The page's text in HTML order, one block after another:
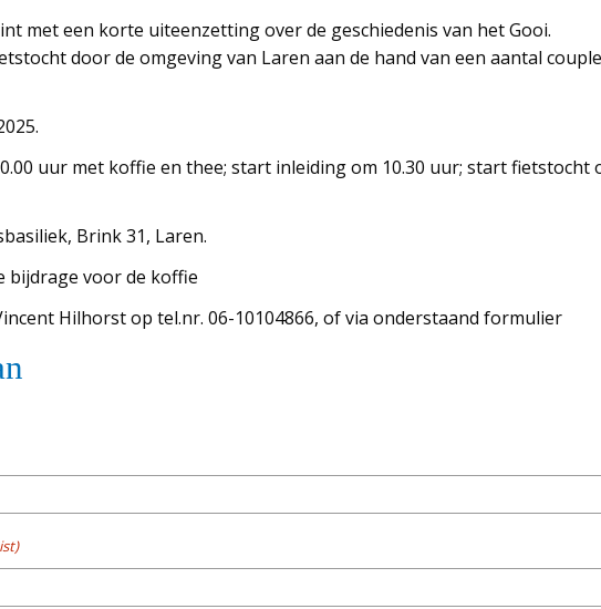
met een korte uiteenzetting over de geschiedenis van het Gooi.
door de omgeving van Laren aan de hand van een aantal
uur met koffie en thee; start inleiding om 10.30 uur; start fietstocht
Brink 31, Laren.
bijdrage voor de koffie
Hilhorst op tel.nr. 06-10104866, of via onderstaand formulier